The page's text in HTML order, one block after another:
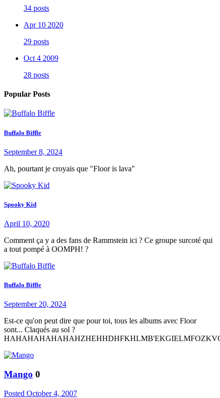
34 posts
Apr 10 2020
29 posts
Oct 4 2009
28 posts
Popular Posts
Buffalo Biffle
September 8, 2024
Ah, pourtant je croyais que "Floor is lava"
Spooky Kid
April 10, 2020
Comment ça y a des fans de Rammstein ici ? Ce groupe surcoté qui
a tout pompé à OOMPH! ?
Buffalo Biffle
September 20, 2024
Est-ce qu'on peut dire que pour toi, tous les albums avec Floor
sont... Claqués au sol ?
Mango 0
Posted October 4, 2007